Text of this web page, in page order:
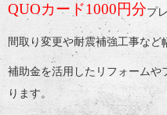
QUOカード1000円分プ
間取り変更や耐震補強工事など
補助金を活用したリフォームや
ります。